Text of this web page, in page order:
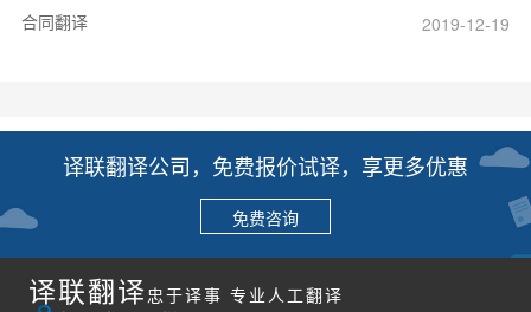
合同翻译
2019-12-19
译联翻译公司，免费报价试译，享更多优惠
免费咨询
译联翻译 忠于译事 专业人工翻译